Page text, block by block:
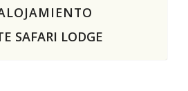
SAFARI LODGE